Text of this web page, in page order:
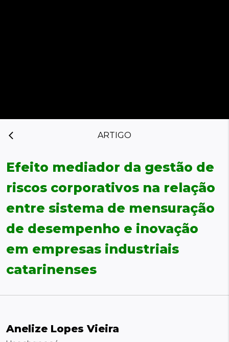
arrow_back_ios ARTIGO
Efeito mediador da gestão de
riscos corporativos na relação
entre sistema de mensuração
de desempenho e inovação
em empresas industriais
catarinenses
Anelize Lopes Vieira